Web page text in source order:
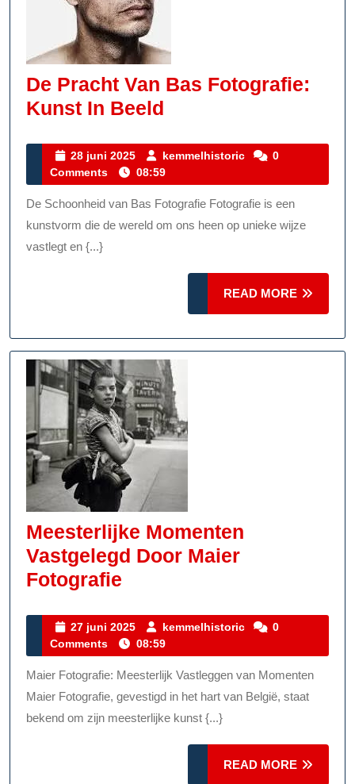
De Pracht Van Bas Fotografie:
Kunst In Beeld
Van
Bas
Fotografie:
Kunst
Beeld
28 juni 2025
28
juni
2025
kemmelhistoric kemmelhistoric
0
Comments
08:59
De Schoonheid van Bas Fotografie Fotografie is een
kunstvorm die de wereld om ons heen op unieke wijze
vastlegt en {...}
READ MORE
MORE
Meesterlijke Momenten
Vastgelegd Door Maier
Fotografie
Vastgelegd
Door
Maier
Fotografie
27 juni 2025
27
juni
2025
kemmelhistoric kemmelhistoric
0
Comments
08:59
Maier Fotografie: Meesterlijk Vastleggen van Momenten
Maier Fotografie, gevestigd in het hart van België, staat
bekend om zijn meesterlijke kunst {...}
READ MORE